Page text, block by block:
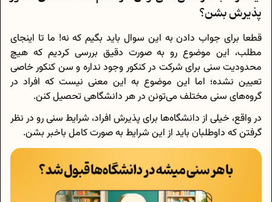
پذیرش بشن؟
قطعا برای جواب دادن به این سوال باید بگیم که نه! ما تا اینجای
مطلب، این موضوع رو به صورت دقیق بررسی کردیم که هیچ
محدودیت سنی برای شرکت در کنکور وجود نداره و سن کنکور خاصی
تعیین نشده؛ اما این موضوع به این معنی نیست که افراد در
گروه‌های سنی مختلف می‌تونن در هر دانشگاهی تحصیل کنن.
در واقع، خیلی از دانشگاه‌ها برای پذیرش افراد، شرایط سنی رو در نظر
گرفتن که داوطلبان باید از این شرایط به صورت کامل باخبر بشن.